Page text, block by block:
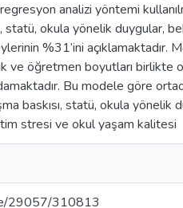
analizi yöntemi
statü, okula yönelik duygular,
%31’ini açıklamaktadır.
ve öğretmen boyutları
Bu modele göre
baskısı, statü, okula
stresi ve okul yaşam kalitesi
29057/310813